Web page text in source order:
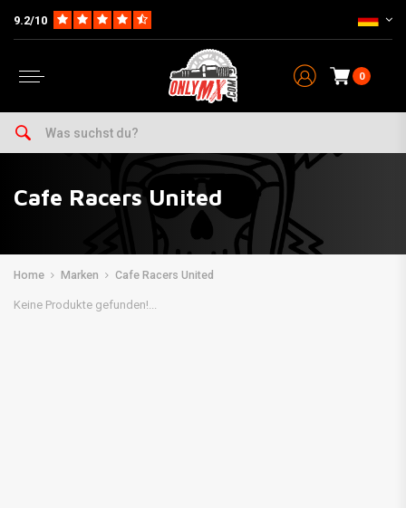
9.2/10
0
Cafe Racers United
Home Marken Cafe Racers United
Keine Produkte gefunden!...